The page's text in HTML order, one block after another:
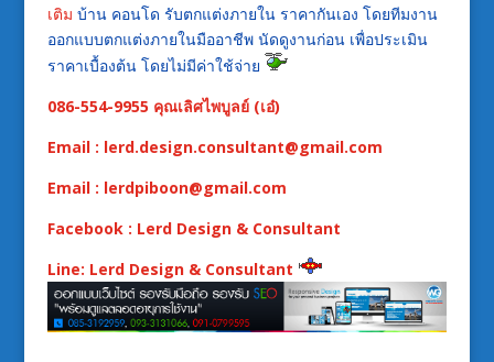
เติม บ้าน คอนโด รับตกแต่งภายใน ราคากันเอง โดยทีมงาน
ออกแบบตกแต่งภายในมืออาชีพ นัดดูงานก่อน เพื่อประเมิน
ราคาเบื้องต้น โดยไม่มีค่าใช้จ่าย
086-554-9955 คุณเลิศไพบูลย์ (เอ๋)
Email : lerd.design.consultant@gmail.com
Email : lerdpiboon@gmail.com
Facebook : Lerd Design & Consultant
Line: Lerd Design & Consultant